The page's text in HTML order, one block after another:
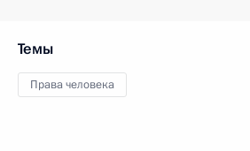
Темы
Права человека